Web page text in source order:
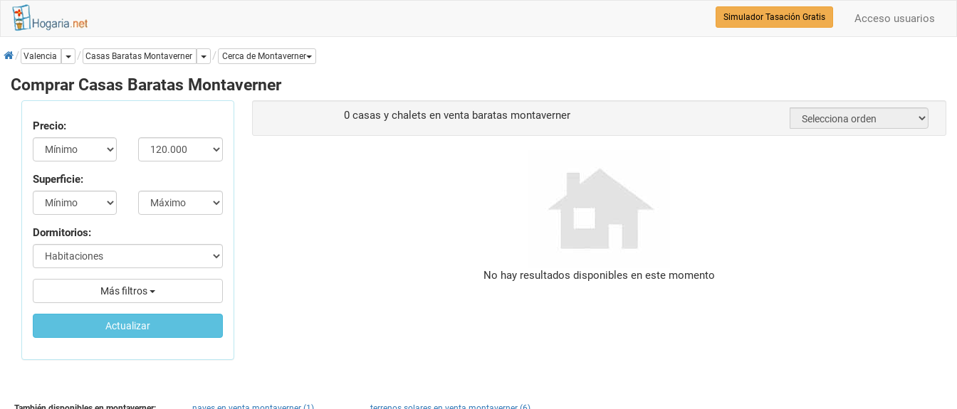
Acceso usuarios
Simulador Tasación Gratis
InicioValencia Dropdown
Casas Baratas Montaverner Dropdown
Cerca de Montaverner
Comprar Casas Baratas Montaverner
Precio:
Superficie:
Dormitorios:
Más filtros
Actualizar
0 casas y chalets en venta baratas montaverner
No hay resultados disponibles en este momento